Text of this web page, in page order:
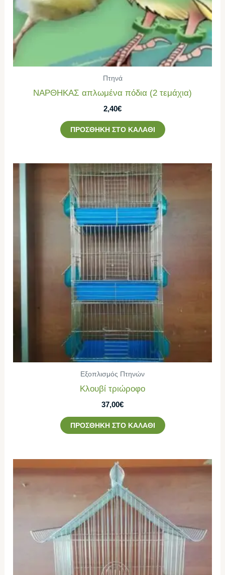
Πτηνά
ΝΑΡΘΗΚΑΣ απλωμένα πόδια (2 τεμάχια)
2,40€
ΠΡΟΣΘΉΚΗ ΣΤΟ ΚΑΛΆΘΙ
Εξοπλισμός Πτηνών
Κλουβί τριώροφο
37,00€
ΠΡΟΣΘΉΚΗ ΣΤΟ ΚΑΛΆΘΙ